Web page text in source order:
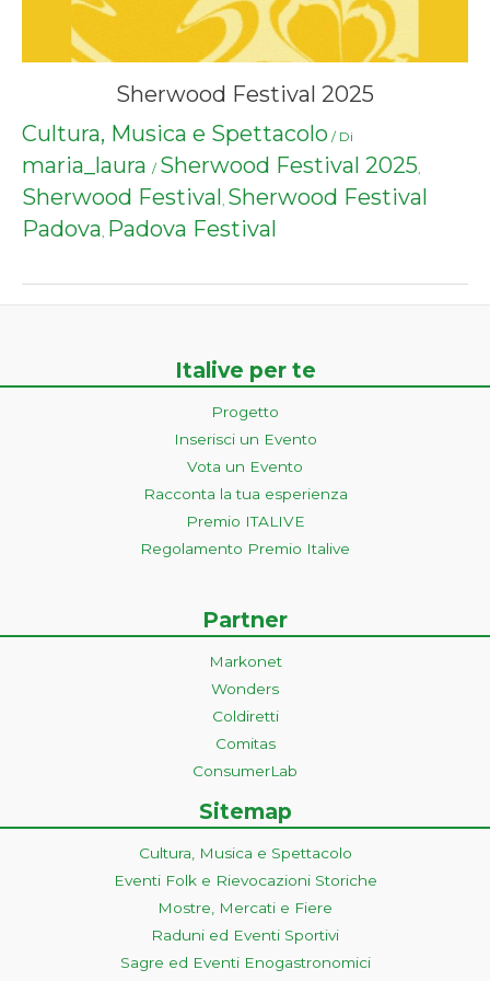
Sherwood Festival 2025
Cultura, Musica e Spettacolo / Di
maria_laura / Sherwood Festival 2025,
Sherwood Festival , Sherwood Festival
Padova, Padova Festival
Italive per te
Progetto
Inserisci un Evento
Vota un Evento
Racconta la tua esperienza
Premio ITALIVE
Regolamento Premio Italive
Partner
Markonet
Wonders
Coldiretti
Comitas
ConsumerLab
Sitemap
Cultura, Musica e Spettacolo
Eventi Folk e Rievocazioni Storiche
Mostre, Mercati e Fiere
Raduni ed Eventi Sportivi
Sagre ed Eventi Enogastronomici